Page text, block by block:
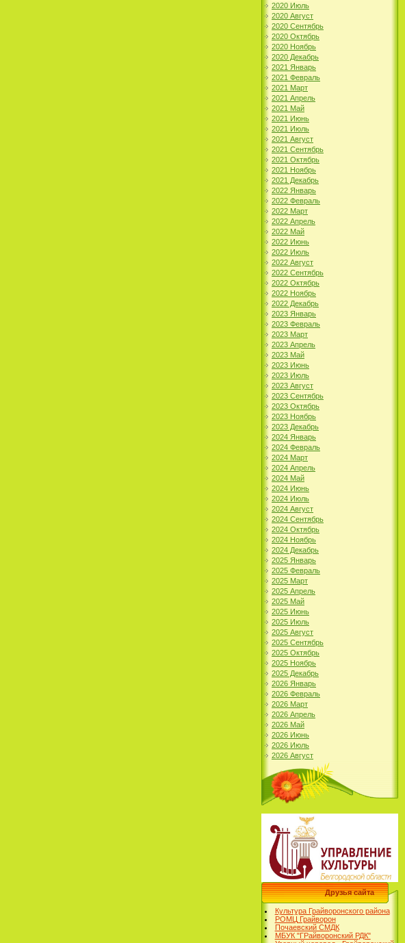
2020 Июль
2020 Август
2020 Сентябрь
2020 Октябрь
2020 Ноябрь
2020 Декабрь
2021 Январь
2021 Февраль
2021 Март
2021 Апрель
2021 Май
2021 Июнь
2021 Июль
2021 Август
2021 Сентябрь
2021 Октябрь
2021 Ноябрь
2021 Декабрь
2022 Январь
2022 Февраль
2022 Март
2022 Апрель
2022 Май
2022 Июнь
2022 Июль
2022 Август
2022 Сентябрь
2022 Октябрь
2022 Ноябрь
2022 Декабрь
2023 Январь
2023 Февраль
2023 Март
2023 Апрель
2023 Май
2023 Июнь
2023 Июль
2023 Август
2023 Сентябрь
2023 Октябрь
2023 Ноябрь
2023 Декабрь
2024 Январь
2024 Февраль
2024 Март
2024 Апрель
2024 Май
2024 Июнь
2024 Июль
2024 Август
2024 Сентябрь
2024 Октябрь
2024 Ноябрь
2024 Декабрь
2025 Январь
2025 Февраль
2025 Март
2025 Апрель
2025 Май
2025 Июнь
2025 Июль
2025 Август
2025 Сентябрь
2025 Октябрь
2025 Ноябрь
2025 Декабрь
2026 Январь
2026 Февраль
2026 Март
2026 Апрель
2026 Май
2026 Июнь
2026 Июль
2026 Август
Друзья сайта
Культура Грайворонского района
РОМЦ Грайворон
Почаевский СМДК
МБУК "ГРайворонский РДК"